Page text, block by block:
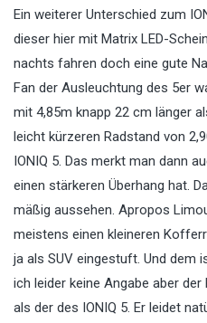
Ein weiterer Unterschied zum
dieser hier mit Matrix LED-
nachts fahren doch eine gute
Fan der Ausleuchtung des 5er
mit 4,85m knapp 22 cm länger
leicht kürzeren Radstand von
IONIQ 5. Das merkt man dann
einen stärkeren Überhang hat.
mäßig aussehen. Apropos
meistens einen kleineren
ja als SUV eingestuft. Und dem
ich leider keine Angabe aber
als der des IONIQ 5. Er leidet